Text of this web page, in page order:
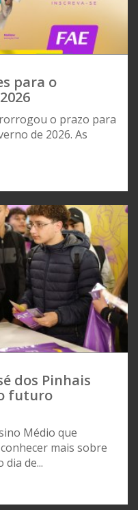
para o
o prazo para
de 2026. As
dos Pinhais
futuro
Médio que
mais sobre
de...